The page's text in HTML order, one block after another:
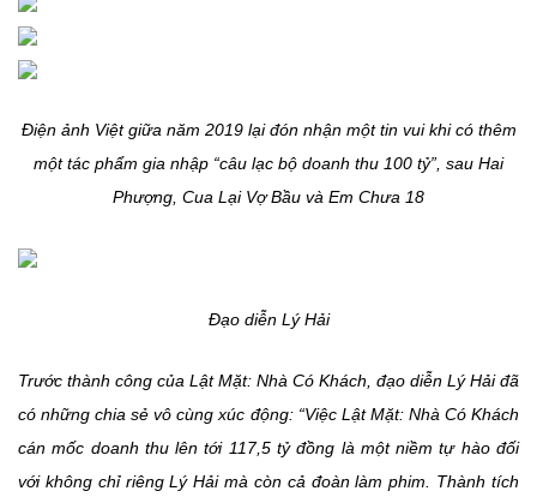
Điện ảnh Việt giữa năm 2019 lại đón nhận một tin vui khi có thêm
một tác phẩm gia nhập “câu lạc bộ doanh thu 100 tỷ”, sau Hai
Phượng, Cua Lại Vợ Bầu và Em Chưa 18
Đạo diễn Lý Hải
Trước thành công của Lật Mặt: Nhà Có Khách, đạo diễn Lý Hải đã
có những chia sẻ vô cùng xúc động: “Việc Lật Mặt: Nhà Có Khách
cán mốc doanh thu lên tới 117,5 tỷ đồng là một niềm tự hào đối
với không chỉ riêng Lý Hải mà còn cả đoàn làm phim. Thành tích